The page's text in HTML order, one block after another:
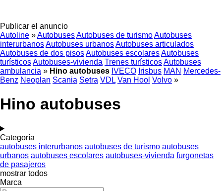
Publicar el anuncio
Autoline »AutobusesAutobuses de turismoAutobuses
interurbanosAutobuses urbanosAutobuses articulados
Autobuses de dos pisosAutobuses escolaresAutobuses
turísticosAutobuses-vivienda Trenes turísticosAutobuses
ambulancia » Hino autobuses IVECO Irisbus MAN Mercedes-
Benz Neoplan Scania Setra VDL Van Hool Volvo »
Hino autobuses
Categoría
autobuses interurbanos autobuses de turismo autobuses
urbanos autobuses escolares autobuses-vivienda furgonetas
de pasajeros
mostrar todos
Marca